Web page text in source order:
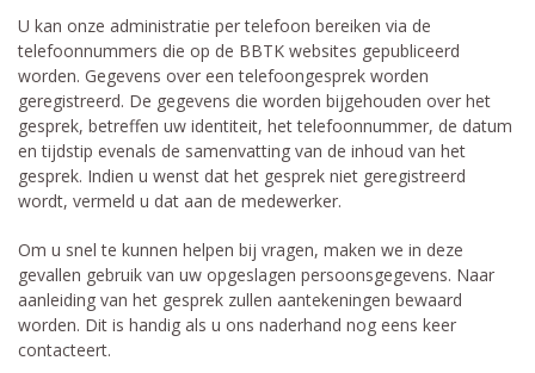
U kan onze administratie per telefoon bereiken via de
telefoonnummers die op de BBTK websites gepubliceerd
worden. Gegevens over een telefoongesprek worden
geregistreerd. De gegevens die worden bijgehouden over het
gesprek, betreffen uw identiteit, het telefoonnummer, de datum
en tijdstip evenals de samenvatting van de inhoud van het
gesprek. Indien u wenst dat het gesprek niet geregistreerd
wordt, vermeld u dat aan de medewerker.
Om u snel te kunnen helpen bij vragen, maken we in deze
gevallen gebruik van uw opgeslagen persoonsgegevens. Naar
aanleiding van het gesprek zullen aantekeningen bewaard
worden. Dit is handig als u ons naderhand nog eens keer
contacteert.